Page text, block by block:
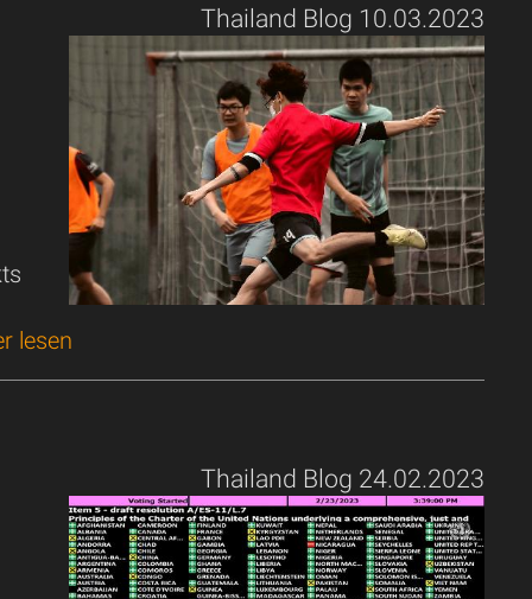
Thailand Blog 10.03.2023
lesen
Thailand Blog 24.02.2023